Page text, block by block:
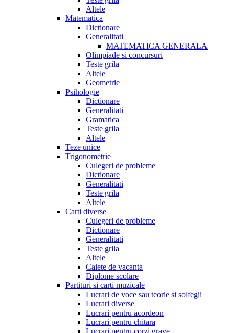
Altele
Matematica
Dictionare
Generalitati
MATEMATICA GENERALA
Olimpiade si concursuri
Teste grila
Altele
Geometrie
Psihologie
Dictionare
Generalitati
Gramatica
Teste grila
Altele
Teze unice
Trigonometrie
Culegeri de probleme
Dictionare
Generalitati
Teste grila
Altele
Carti diverse
Culegeri de probleme
Dictionare
Generalitati
Teste grila
Altele
Caiete de vacanta
Diplome scolare
Partituri si carti muzicale
Lucrari de voce sau teorie si solfegii
Lucrari diverse
Lucrari pentru acordeon
Lucrari pentru chitara